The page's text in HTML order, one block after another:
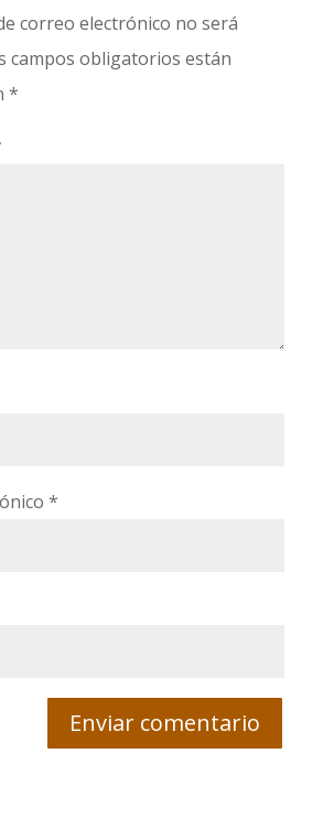
correo electrónico no será
campos obligatorios están
*
*